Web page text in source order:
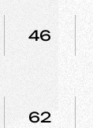
46
62